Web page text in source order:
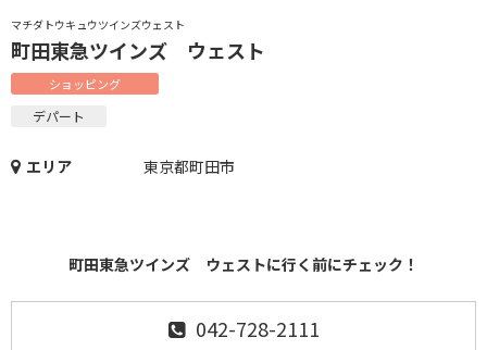
マチダトウキュウツインズウェスト
町田東急ツインズ ウェスト
ショッピング
デパート
エリア 東京都町田市
町田東急ツインズ ウェストに行く前にチェック！
042-728-2111